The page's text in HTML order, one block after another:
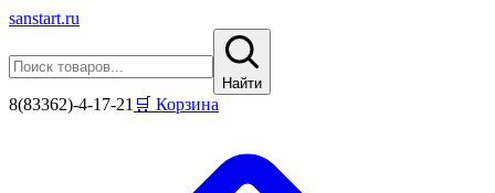
sanstart.ru
Найти
8(83362)-4-17-21 🛒 Корзина